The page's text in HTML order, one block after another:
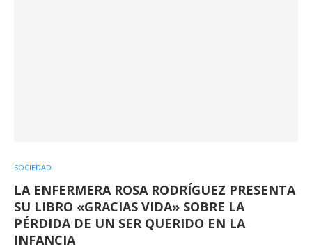
SOCIEDAD
LA ENFERMERA ROSA RODRÍGUEZ PRESENTA
SU LIBRO «GRACIAS VIDA» SOBRE LA
PÉRDIDA DE UN SER QUERIDO EN LA
INFANCIA